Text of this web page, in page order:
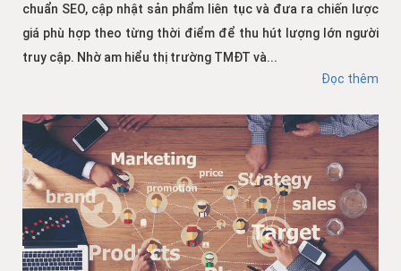
chuẩn SEO, cập nhật sản phẩm liên tục và đưa ra chiến lược
giá phù hợp theo từng thời điểm để thu hút lượng lớn người
truy cập. Nhờ am hiểu thị trường TMĐT và...
Đọc thêm